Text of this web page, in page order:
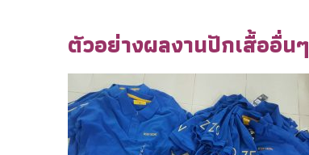
ตัวอย่างผลงานปักเสื้ออื่นๆ